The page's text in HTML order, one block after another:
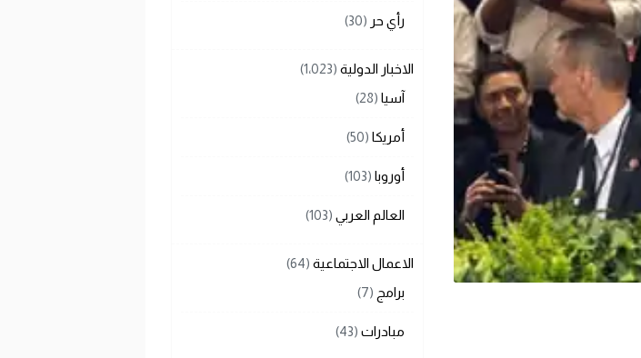
رأي حر (30)
الاخبار الدولية (1٬023)
آسيا (28)
أمريكا (50)
أوروبا (103)
العالم العربي (103)
الاعمال الاجتماعية (64)
برامج (7)
مبادرات (43)